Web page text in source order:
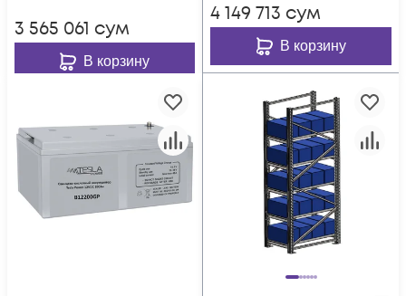
3 565 061 сум
В корзину
4 149 713 сум
В корзину